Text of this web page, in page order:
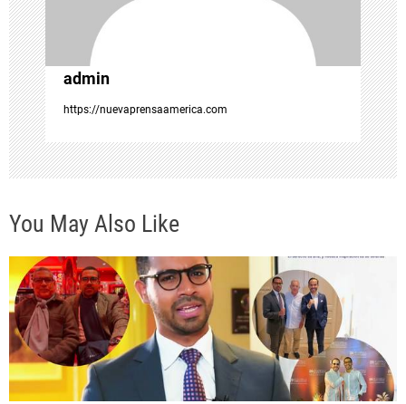
e
n
t
r
a
s
admin
https://nuevaprensaamerica.com
You May Also Like